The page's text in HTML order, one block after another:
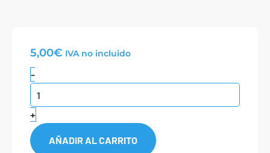
5,00€ IVA no incluido
-
de
apriete
L55
M8
M6
cantidad
+
AÑADIR AL CARRITO